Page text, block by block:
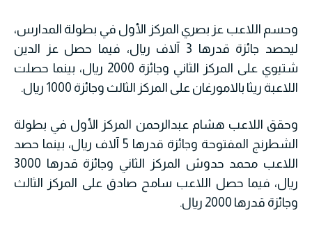
وحسم اللاعب عز بصري المركز الأول في بطولة المدارس،
ليحصد جائزة قدرها 3 آلاف ريال، فيما حصل عز الدين
شتيوي على المركز الثاني وجائزة 2000 ريال، بينما حصلت
اللاعبة ريثا بالامورغان على المركز الثالث وجائزة 1000 ريال.
وحقق اللاعب هشام عبدالرحمن المركز الأول في بطولة
الشطرنج المفتوحة وجائزة قدرها 5 آلاف ريال، بينما حصد
اللاعب محمد حدوش المركز الثاني وجائزة قدرها 3000
ريال، فيما حصل اللاعب سامح صادق على المركز الثالث
وجائزة قدرها 2000 ريال.